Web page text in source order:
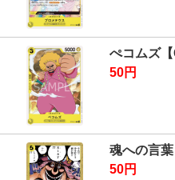
ぺコムズ【
50円
魂への言葉
50円